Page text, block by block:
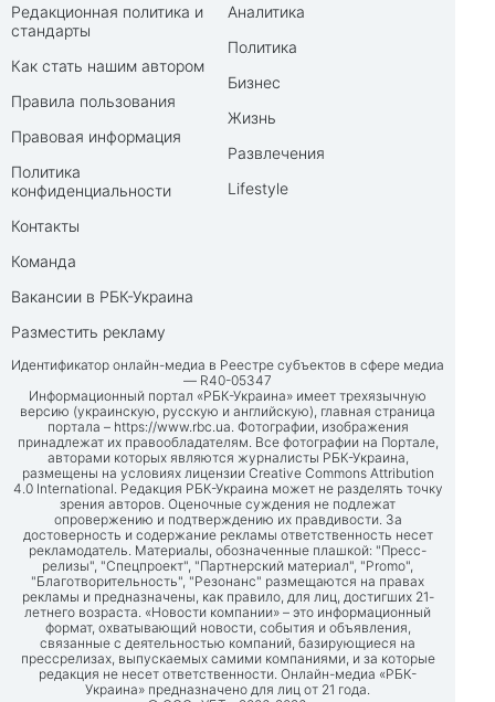
Редакционная политика и
стандарты
Как стать нашим автором
Правила пользования
Правовая информация
Политика
конфиденциальности
Контакты
Команда
Вакансии в РБК-Украина
Разместить рекламу
Аналитика
Политика
Бизнес
Жизнь
Развлечения
Lifestyle
Идентификатор онлайн-медиа в Реестре субъектов в сфере медиа
— R40-05347
Информационный портал «РБК-Украина» имеет трехязычную
версию (украинскую, русскую и английскую), главная страница
портала – https://www.rbc.ua . Фотографии, изображения
принадлежат их правообладателям. Все фотографии на Портале,
авторами которых являются журналисты РБК-Украина,
размещены на условиях лицензии Creative Commons Attribution
4.0 International. Редакция РБК-Украина может не разделять точку
зрения авторов. Оценочные суждения не подлежат
опровержению и подтверждению их правдивости. За
достоверность и содержание рекламы ответственность несет
рекламодатель. Материалы, обозначенные плашкой: "Пресс-
релизы", "Спецпроект", "Партнерский материал", "Promo",
"Благотворительность", "Резонанс" размещаются на правах
рекламы и предназначены, как правило, для лиц, достигших 21-
летнего возраста. «Новости компании» – это информационный
формат, охватывающий новости, события и объявления,
связанные с деятельностью компаний, базирующиеся на
прессрелизах, выпускаемых самими компаниями, и за которые
редакция не несет ответственности. Онлайн-медиа «РБК-
Украина» предназначено для лиц от 21 года.